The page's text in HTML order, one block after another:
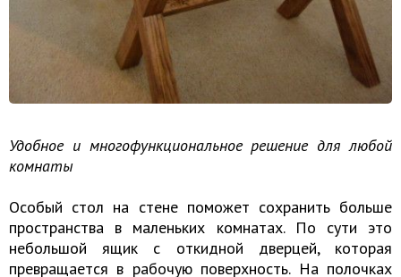
Удобное и многофункциональное решение для любой
комнаты
Особый стол на стене поможет сохранить больше
пространства в маленьких комнатах. По сути это
небольшой ящик с откидной дверцей, которая
превращается в рабочую поверхность. На полочках